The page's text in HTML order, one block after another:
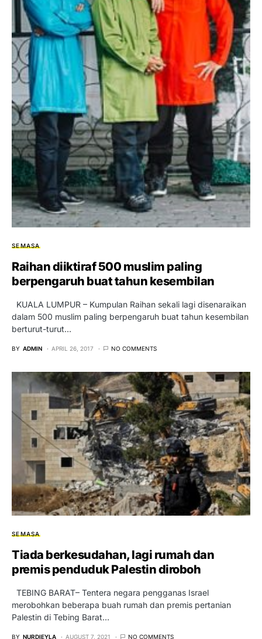
SEMASA
Raihan diiktiraf 500 muslim paling
berpengaruh buat tahun kesembilan
KUALA LUMPUR – Kumpulan Raihan sekali lagi disenaraikan
dalam 500 muslim paling berpengaruh buat tahun kesembilan
berturut-turut…
BY ADMIN APRIL 26, 2017 NO COMMENTS
SEMASA
Tiada berkesudahan, lagi rumah dan
premis penduduk Palestin diroboh
TEBING BARAT– Tentera negara pengganas Israel
merobohkan beberapa buah rumah dan premis pertanian
Palestin di Tebing Barat…
BY NURDIEYLA AUGUST 7, 2021 NO COMMENTS